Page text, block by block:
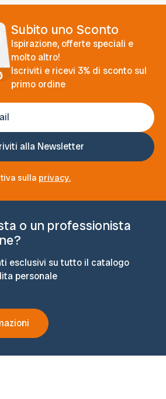
Subito uno Sconto
Ispirazione, offerte speciali e
molto altro!
Iscriviti e ricevi 3% di sconto sul
primo ordine
sulla privacy.
o un professionista
esclusivi su tutto il catalogo
personale